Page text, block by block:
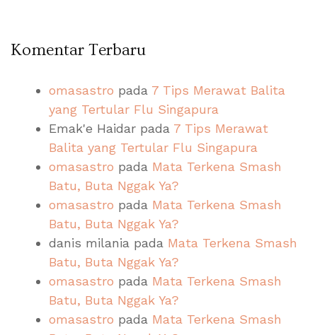
Komentar Terbaru
omasastro pada 7 Tips Merawat Balita
yang Tertular Flu Singapura
Emak'e Haidar pada 7 Tips Merawat
Balita yang Tertular Flu Singapura
omasastro pada Mata Terkena Smash
Batu, Buta Nggak Ya?
omasastro pada Mata Terkena Smash
Batu, Buta Nggak Ya?
danis milania pada Mata Terkena Smash
Batu, Buta Nggak Ya?
omasastro pada Mata Terkena Smash
Batu, Buta Nggak Ya?
omasastro pada Mata Terkena Smash